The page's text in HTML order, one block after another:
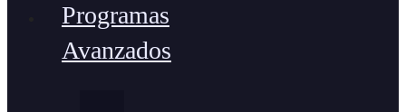
Programas
Avanzados